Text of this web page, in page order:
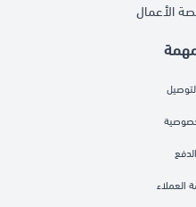
العملاء
الأعمال